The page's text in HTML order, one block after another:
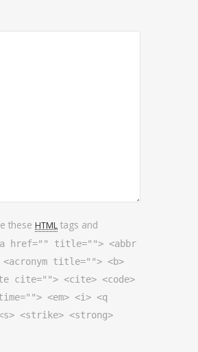
these HTML tags and
href="" title=""> <abbr
title=""> <b>
cite=""> <cite> <code>
<em> <i> <q
<strike> <strong>